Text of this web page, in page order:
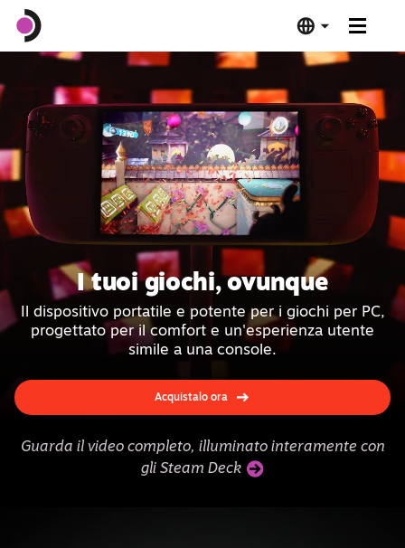
Steam Deck LCD
Dock
Software
Deck Verified
Specifiche tecniche
Acquista ora
I tuoi giochi, ovunque
Il dispositivo portatile e potente per i giochi per PC,
progettato per il comfort e un'esperienza utente
simile a una console.
Acquistalo ora
Guarda il video completo, illuminato interamente con
gli Steam Deck